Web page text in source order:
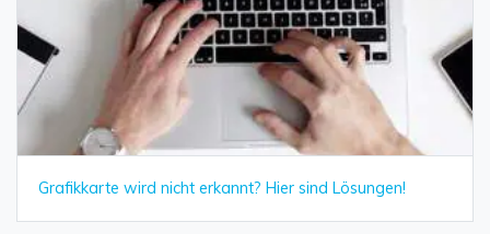
Grafikkarte wird nicht erkannt? Hier sind Lösungen!